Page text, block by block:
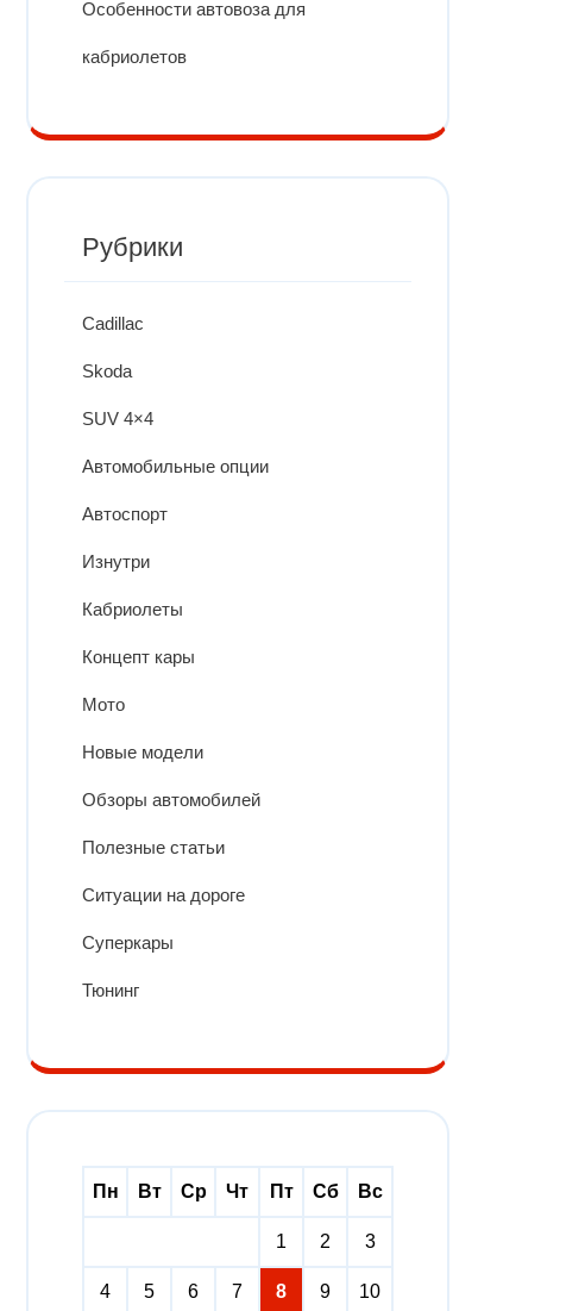
Особенности автовоза для
кабриолетов
Рубрики
Cadillac
Skoda
SUV 4×4
Автомобильные опции
Автоспорт
Изнутри
Кабриолеты
Концепт кары
Мото
Новые модели
Обзоры автомобилей
Полезные статьи
Ситуации на дороге
Суперкары
Тюнинг
Пн Вт Ср Чт Пт Сб Вс
1 2 3
4 5 6 7 8 9 10